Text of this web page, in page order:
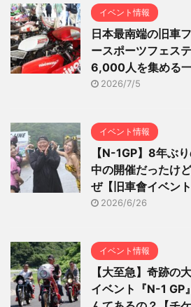
イベント情報
日本最南端の旧車
ースポーツフェス
6,000人を集める
2026/7/5
イベント情報
【N-1GP】8年ぶ
中の開催だったけ
ぜ【旧車會イベント
2026/6/26
イベント情報
【大至急】奇跡の
イベント『N-1 GP